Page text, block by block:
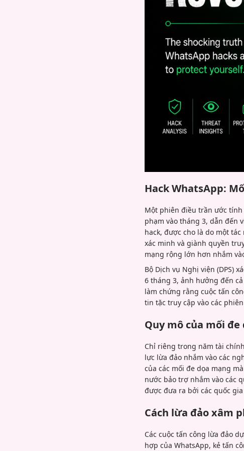
Hack WhatsApp:
Một phiên điều trần ước
phạm vào tháng 3, dẫn đến
hack, được cho là do một
xác minh và giành quyền
mạng rộng lớn hơn nhắm
Bộ Dịch vụ Nghị viện (DPS)
6 tháng 3, ảnh hưởng đến
làm chứng rằng cuộc tấn
tin tặc truy cập vào các
Quy mô của mối
Chỉ riêng trong năm tài
lực lừa đảo nhắm vào các
của các mối đe dọa mạng
nước bảo trợ nhắm vào các
được đưa ra bởi các quốc
Cách lừa đảo xâm
Các cuộc tấn công lừa đảo
hợp của WhatsApp, kẻ tấn